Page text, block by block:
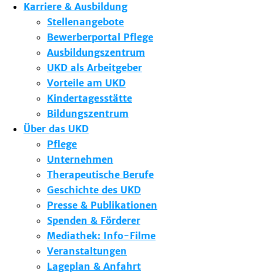
Karriere & Ausbildung
Stellenangebote
Bewerberportal Pflege
Ausbildungszentrum
UKD als Arbeitgeber
Vorteile am UKD
Kindertagesstätte
Bildungszentrum
Über das UKD
Pflege
Unternehmen
Therapeutische Berufe
Geschichte des UKD
Presse & Publikationen
Spenden & Förderer
Mediathek: Info-Filme
Veranstaltungen
Lageplan & Anfahrt